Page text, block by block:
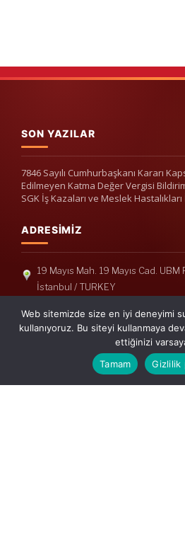
SON YAZILAR
7846 Sayılı Cumhurbaşkanı Kararı
Edilmeyen Katma Değer Vergisi
SGK İş Kazaları ve Meslek
ADRESIMIZ
19 Mayıs Mah. 19 Mayıs Cad.
İstanbul / TURKEY
Telefon: +90(212) 240 33 39
Telefon: +90(212) 248 19 36
info@erisymm.com
Web sitemizde size en iyi deneyimi
kullanıyoruz. Bu siteyi kullanmaya
ettiğinizi
Tamam
Gizlilik